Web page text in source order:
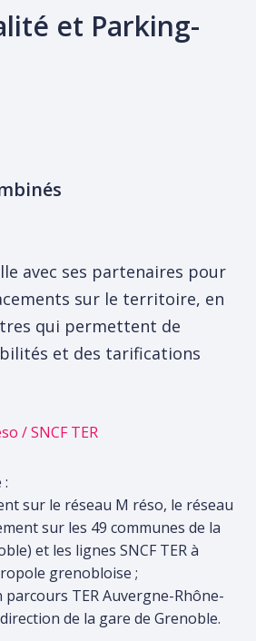
DU RÉSEAU
MOBILITÉS
et Parking-
avec ses partenaires pour
sur le territoire, en
qui permettent de
et des tarifications
/ SNCF TER
sur le réseau M réso, le réseau
sur les 49 communes de la
et les lignes SNCF TER à
grenobloise ;
TER Auvergne-Rhône-
de la gare de Grenoble.